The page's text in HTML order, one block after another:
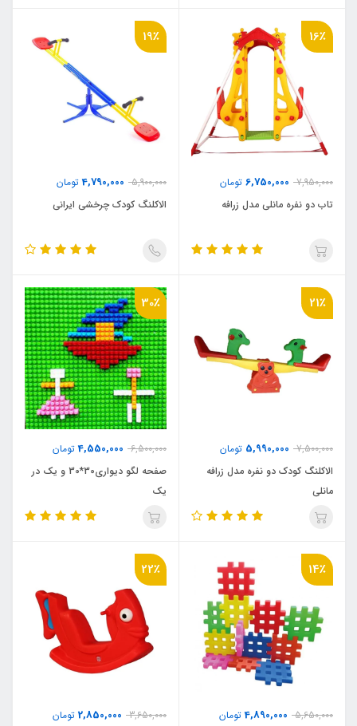
16٪
7,950,000
6,750,000 تومان
تاب دو نفره مانلی مدل زرافه
19٪
5,900,000
4,790,000تومان
الاکلنگ کودک چرخشی ایرانی
21٪
7,500,000
5,990,000 تومان
الاکلنگ کودک دو نفره مدل زرافه
مانلی
30٪
6,500,000
4,550,000تومان
صفحه لگو دیواری30*30 و یک در
یک
14٪
5,650,000
4,890,000تومان
22٪
3,650,000
2,850,000 تومان